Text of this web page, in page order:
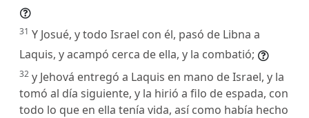
31 Y Josué, y todo Israel con él, pasó de Libna a
Laquis, y acampó cerca de ella, y la combatió;
32 y Jehová entregó a Laquis en mano de Israel, y la
tomó al día siguiente, y la hirió a filo de espada, con
todo lo que en ella tenía vida, así como había hecho